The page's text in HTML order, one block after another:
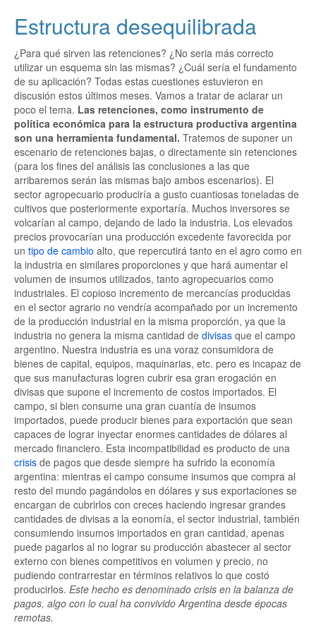
Estructura desequilibrada
¿Para qué sirven las retenciones? ¿No seria más correcto
utilizar un esquema sin las mismas? ¿Cuál sería el fundamento
de su aplicación? Todas estas cuestiones estuvieron en
discusión estos últimos meses. Vamos a tratar de aclarar un
poco el tema. Las retenciones, como instrumento de
política económica para la estructura productiva argentina
son una herramienta fundamental. Tratemos de suponer un
escenario de retenciones bajas, o directamente sin retenciones
(para los fines del análisis las conclusiones a las que
arribaremos serán las mismas bajo ambos escenarios). El
sector agropecuario produciría a gusto cuantiosas toneladas de
cultivos que posteriormente exportaría. Muchos inversores se
volcarían al campo, dejando de lado la industria. Los elevados
precios provocarían una producción excedente favorecida por
un tipo de cambio alto, que repercutirá tanto en el agro como en
la industria en similares proporciones y que hará aumentar el
volumen de insumos utilizados, tanto agropecuarios como
industriales. El copioso incremento de mercancías producidas
en el sector agrario no vendría acompañado por un incremento
de la producción industrial en la misma proporción, ya que la
industria no genera la misma cantidad de divisas que el campo
argentino. Nuestra industria es una voraz consumidora de
bienes de capital, equipos, maquinarias, etc. pero es incapaz de
que sus manufacturas logren cubrir esa gran erogación en
divisas que supone el incremento de costos importados. El
campo, si bien consume una gran cuantía de insumos
importados, puede producir bienes para exportación que sean
capaces de lograr inyectar enormes cantidades de dólares al
mercado financiero. Esta incompatibilidad es producto de una
crisis de pagos que desde siempre ha sufrido la economía
argentina: mientras el campo consume insumos que compra al
resto del mundo pagándolos en dólares y sus exportaciones se
encargan de cubrirlos con creces haciendo ingresar grandes
cantidades de divisas a la eonomía, el sector industrial, también
consumiendo insumos importados en gran cantidad, apenas
puede pagarlos al no lograr su producción abastecer al sector
externo con bienes competitivos en volumen y precio, no
pudiendo contrarrestar en términos relativos lo que costó
producirlos. Este hecho es denominado crisis en la balanza de
pagos, algo con lo cual ha convivido Argentina desde épocas
remotas.